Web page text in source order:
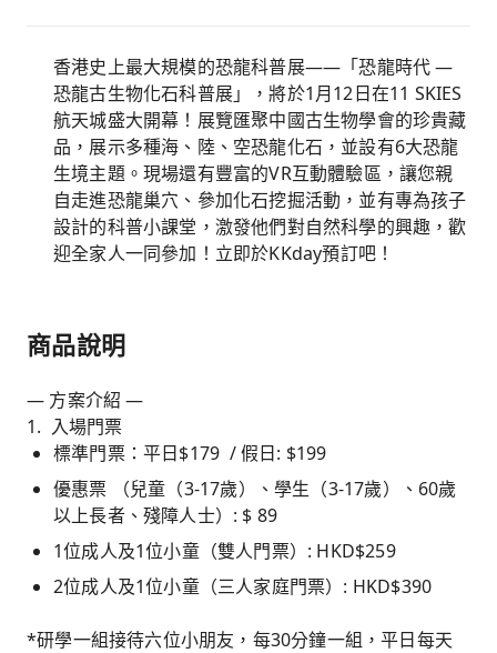
香港史上最大規模的恐龍科普展——「恐龍時代 —
恐龍古生物化石科普展」，將於1月12日在11 SKIES
航天城盛大開幕！展覽匯聚中國古生物學會的珍貴藏
品，展示多種海、陸、空恐龍化石，並設有6大恐龍
生境主題。現場還有豐富的VR互動體驗區，讓您親
自走進恐龍巢穴、參加化石挖掘活動，並有專為孩子
設計的科普小課堂，激發他們對自然科學的興趣，歡
迎全家人一同參加！立即於KKday預訂吧！
商品說明
— 方案介紹 —
1. 入場門票
標準門票：平日$179 / 假日: $199
優惠票 （兒童（3-17歲）、學生（3-17歲）、60歲
以上長者、殘障人士）: $ 89
1位成人及1位小童（雙人門票）: HKD$259
2位成人及1位小童（三人家庭門票）: HKD$390
*研學一組接待六位小朋友，每30分鐘一組，平日每天